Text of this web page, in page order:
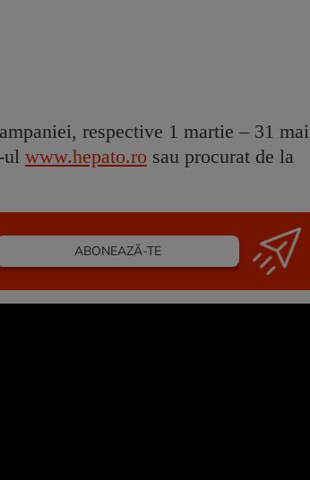
respective 1 martie – 31 mai
ul www.hepato.ro sau procurat de la
ABONEAZĂ-TE